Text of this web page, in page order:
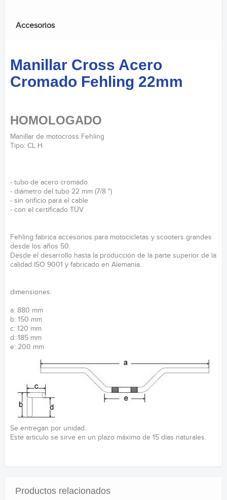
Accesorios
Manillar Cross Acero
Cromado Fehling 22mm
HOMOLOGADO
Manillar de motocross Fehling
Tipo: CL H
- tubo de acero cromado
- diámetro del tubo 22 mm (7/8 ")
- sin orificio para el cable
- con el certificado TÜV
Fehling fabrica accesorios para motocicletas y scooters grandes
desde los años 50.
Desde el desarrollo hasta la producción de la parte superior de la
calidad ISO 9001 y fabricado en Alemania.
dimensiones:
a: 880 mm
b: 150 mm
c: 120 mm
d: 185 mm
e: 200 mm
Se entregan por unidad.
Este articulo se sirve en un plazo máximo de 15 días naturales.
Productos relacionados